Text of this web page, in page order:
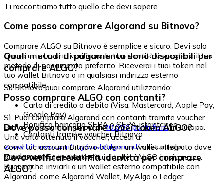
Ti raccontiamo tutto quello che devi sapere
Come posso comprare Algorand su Bitnovo?
Comprare ALGO su Bitnovo è semplice e sicuro. Devi solo
creare un account, verificare la tua identità e scegliere il tuo
metodo di pagamento preferito. Riceverai i tuoi token nel
tuo wallet Bitnovo o in qualsiasi indirizzo esterno
compatibile.
Quali metodi di pagamento sono disponibili per
comprare ALGO?
Su Bitnovo puoi comprare Algorand utilizzando:
Carta di credito o debito (Visa, Mastercard, Apple Pay,
Google Pay)
Bonifico bancario SEPA o SEPA istantaneo
Contanti tramite voucher Bitnovo
Posso comprare ALGO con contanti?
Sì. Puoi comprare Algorand con contanti tramite voucher
Bitnovo, disponibili in più di40.000 punti fisiciin Europa.
Una volta ottenuto il voucher, accedi a:
www.bitnovo.com/buy/cash/algorand/e riscattalo
rapidamente e in sicurezza.
Dove posso conservare i miei token ALGO?
Con il tuo account Bitnovo ottieni un wallet integrato dove
puoi conservare e gestire i tuoi token ALGO in sicurezza.
Puoi anche inviarli a un wallet esterno compatibile con
Algorand, come Algorand Wallet, MyAlgo o Ledger.
Devo verificare la mia identità per comprare
ALGO?